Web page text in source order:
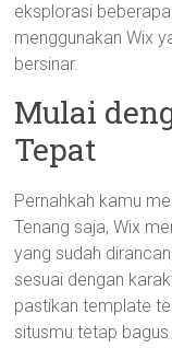
eksplorasi
menggunakan Wix
bersinar.
Mulai
Tepat
Pernahkah kamu
Tenang saja, Wix
yang sudah
sesuai dengan
pastikan template
situsmu tetap